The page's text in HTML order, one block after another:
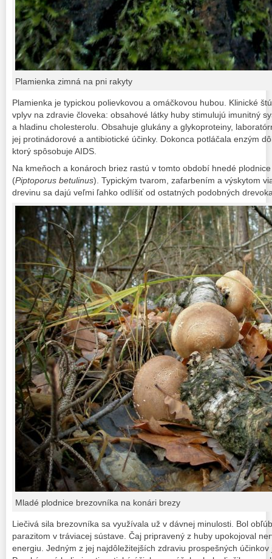
Plamienka zimná na pni rakyty
Plamienka je typickou polievkovou a omáčkovou hubou. Klinické
vplyv na zdravie človeka: obsahové látky huby stimulujú imunitný
a hladinu cholesterolu. Obsahuje glukány a glykoproteiny,
jej protinádorové a antibiotické účinky. Dokonca potláčala enzým
ktorý spôsobuje AIDS.
Na kmeňoch a konároch briez rastú v tomto období hnedé
(Piptoporus betulinus). Typickým tvarom, zafarbením a výskytom
drevinu sa dajú veľmi ľahko odlíšiť od ostatných podobných
Mladé plodnice brezovníka na konári brezy
Liečivá sila brezovníka sa využívala už v dávnej minulosti. Bol
parazitom v tráviacej sústave. Čaj pripravený z huby upokojoval
energiu. Jedným z jej najdôležitejších zdraviu prospešných účinkov